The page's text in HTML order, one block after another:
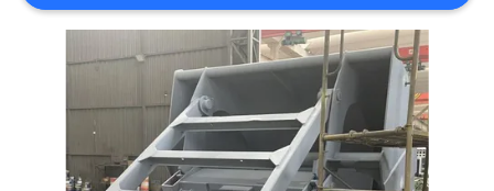
SITEMAP
ΠΟΛΙΤΙΚΉ
ΑΠΟΡΡΉΤΟΥ